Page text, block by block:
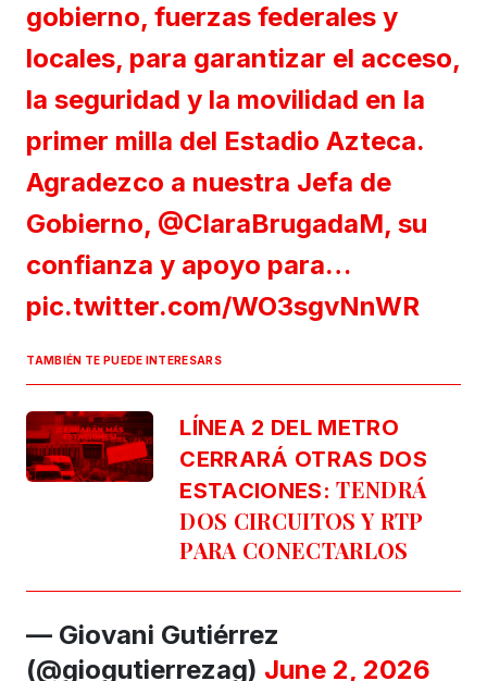
gobierno, fuerzas federales y
locales, para garantizar el acceso,
la seguridad y la movilidad en la
primer milla del Estadio Azteca.
Agradezco a nuestra Jefa de
Gobierno, @ClaraBrugadaM, su
confianza y apoyo para…
pic.twitter.com/WO3sgvNnWR
TAMBIÉN TE PUEDE INTERESARS
LÍNEA 2 DEL METRO
CERRARÁ OTRAS DOS
ESTACIONES: TENDRÁ
DOS CIRCUITOS Y RTP
PARA CONECTARLOS
— Giovani Gutiérrez
(@giogutierrezag) June 2, 2026